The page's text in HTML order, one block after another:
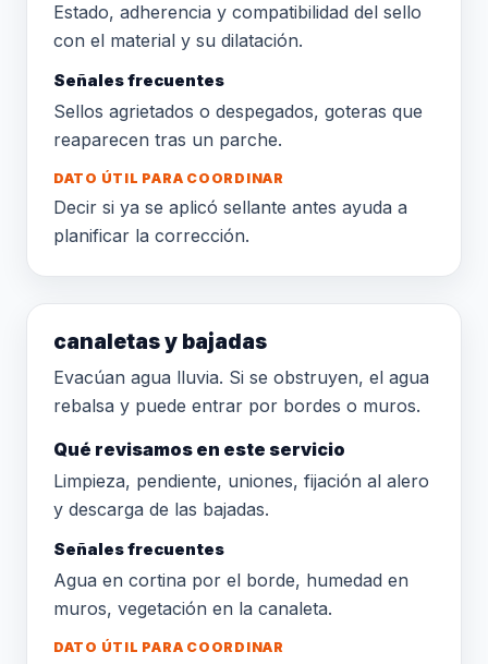
Estado, adherencia y compatibilidad del sello
con el material y su dilatación.
Señales frecuentes
Sellos agrietados o despegados, goteras que
reaparecen tras un parche.
DATO ÚTIL PARA COORDINAR
Decir si ya se aplicó sellante antes ayuda a
planificar la corrección.
canaletas y bajadas
Evacúan agua lluvia. Si se obstruyen, el agua
rebalsa y puede entrar por bordes o muros.
Qué revisamos en este servicio
Limpieza, pendiente, uniones, fijación al alero
y descarga de las bajadas.
Señales frecuentes
Agua en cortina por el borde, humedad en
muros, vegetación en la canaleta.
DATO ÚTIL PARA COORDINAR